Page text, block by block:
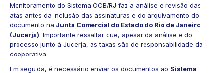
Monitoramento do Sistema OCB/RJ faz a análise e revisão das
atas antes da inclusão das assinaturas e do arquivamento do
documento na Junta Comercial do Estado do Rio de Janeiro
(Jucerja). Importante ressaltar que, apesar da análise e do
processo junto à Jucerja, as taxas são de responsabilidade da
cooperativa.
Em seguida, é necessário enviar os documentos ao Sistema